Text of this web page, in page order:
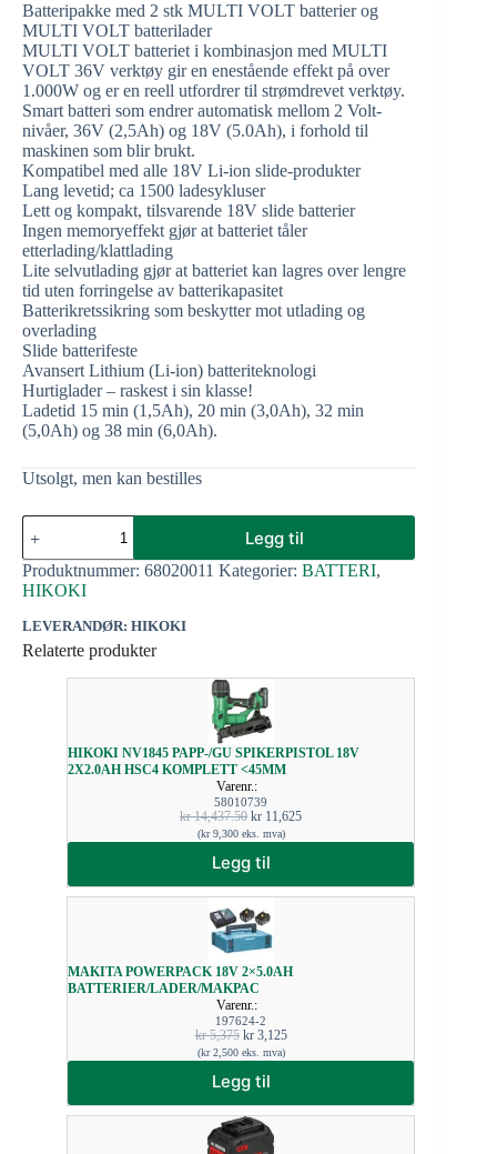
Batteripakke med 2 stk MULTI VOLT batterier og
MULTI VOLT batterilader
MULTI VOLT batteriet i kombinasjon med MULTI
VOLT 36V verktøy gir en enestående effekt på over
1.000W og er en reell utfordrer til strømdrevet verktøy.
Smart batteri som endrer automatisk mellom 2 Volt-
nivåer, 36V (2,5Ah) og 18V (5.0Ah), i forhold til
maskinen som blir brukt.
Kompatibel med alle 18V Li-ion slide-produkter
Lang levetid; ca 1500 ladesykluser
Lett og kompakt, tilsvarende 18V slide batterier
Ingen memoryeffekt gjør at batteriet tåler
etterlading/klattlading
Lite selvutlading gjør at batteriet kan lagres over lengre
tid uten forringelse av batterikapasitet
Batterikretssikring som beskytter mot utlading og
overlading
Slide batterifeste
Avansert Lithium (Li-ion) batteriteknologi
Hurtiglader – raskest i sin klasse!
Ladetid 15 min (1,5Ah), 20 min (3,0Ah), 32 min
(5,0Ah) og 38 min (6,0Ah).
Utsolgt, men kan bestilles
Legg til
Produktnummer: 68020011 Kategorier: BATTERI,
HIKOKI
LEVERANDØR: HIKOKI
Relaterte produkter
HIKOKI NV1845 PAPP-/GU SPIKERPISTOL 18V
2X2.0AH HSC4 KOMPLETT <45MM
Varenr.:
58010739
kr14,437.50 kr 11,625
(kr9,300eks. mva)
Legg til
MAKITA POWERPACK 18V 2×5.0AH
BATTERIER/LADER/MAKPAC
Varenr.:
197624-2
kr5,375 kr3,125
(kr2,500eks. mva)
Legg til